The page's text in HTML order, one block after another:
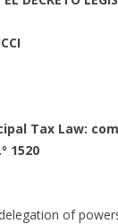
Tax Law:
1520
of